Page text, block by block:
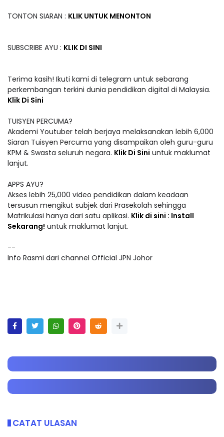
TONTON SIARAN : KLIK UNTUK MENONTON
SUBSCRIBE AYU : KLIK DI SINI
Terima kasih! Ikuti kami di telegram untuk sebarang
perkembangan terkini dunia pendidikan digital di Malaysia.
Klik Di Sini
TUISYEN PERCUMA?
Akademi Youtuber telah berjaya melaksanakan lebih 6,000
Siaran Tuisyen Percuma yang disampaikan oleh guru-guru
KPM & Swasta seluruh negara. Klik Di Sini untuk maklumat
lanjut.
APPS AYU?
Akses lebih 25,000 video pendidikan dalam keadaan
tersusun mengikut subjek dari Prasekolah sehingga
Matrikulasi hanya dari satu aplikasi. Klik di sini : Install
Sekarang! untuk maklumat lanjut.
--
Info Rasmi dari channel Official JPN Johor
CATAT ULASAN